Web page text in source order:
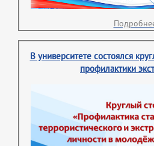
В университете состоялся
профилактики